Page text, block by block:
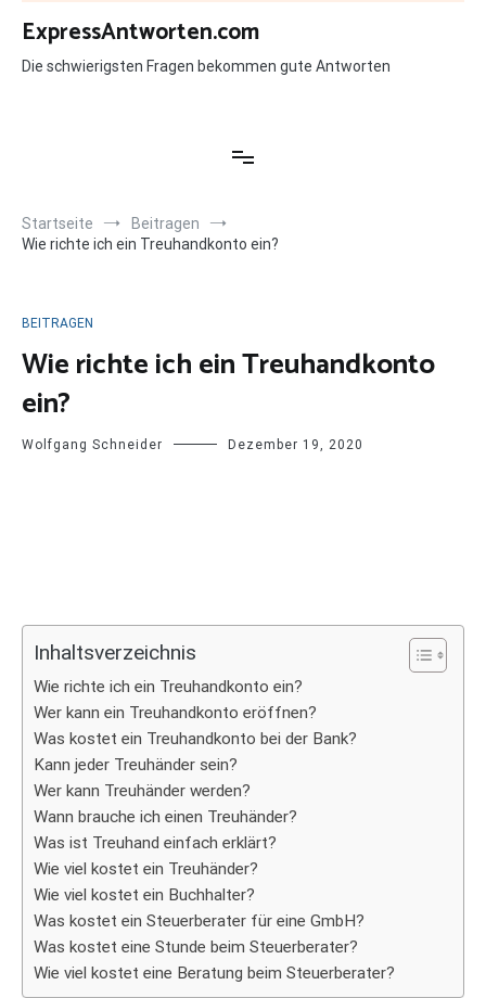
Zum
Inhalt
springen
ExpressAntworten.com
Die schwierigsten Fragen bekommen gute Antworten
Startseite
Beitragen
Wie richte ich ein Treuhandkonto ein?
BEITRAGEN
Wie richte ich ein Treuhandkonto
ein?
Wolfgang Schneider Dezember 19, 2020
Inhaltsverzeichnis
Wie richte ich ein Treuhandkonto ein?
Wer kann ein Treuhandkonto eröffnen?
Was kostet ein Treuhandkonto bei der Bank?
Kann jeder Treuhänder sein?
Wer kann Treuhänder werden?
Wann brauche ich einen Treuhänder?
Was ist Treuhand einfach erklärt?
Wie viel kostet ein Treuhänder?
Wie viel kostet ein Buchhalter?
Was kostet ein Steuerberater für eine GmbH?
Was kostet eine Stunde beim Steuerberater?
Wie viel kostet eine Beratung beim Steuerberater?